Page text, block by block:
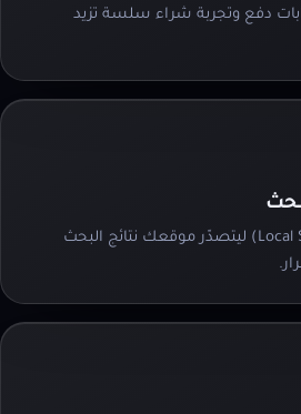
دفع وتجربة شراء سلسة تزيد
تحسين تقني ومحلي (Local SEO) ليتصدّر موقعك نتائج البحث